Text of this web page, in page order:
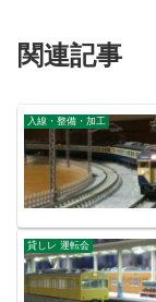
関連記事
入線・整備・加工
貸しレ 運転会